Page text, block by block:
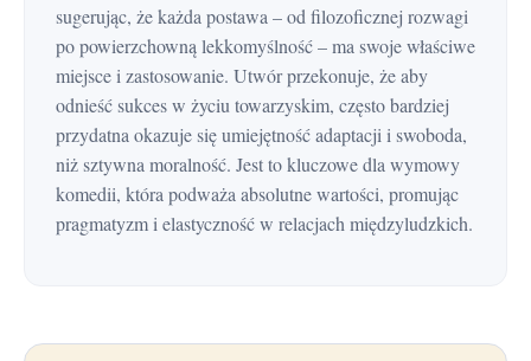
sugerując, że każda postawa – od filozoficznej rozwagi
po powierzchowną lekkomyślność – ma swoje właściwe
miejsce i zastosowanie. Utwór przekonuje, że aby
odnieść sukces w życiu towarzyskim, często bardziej
przydatna okazuje się umiejętność adaptacji i swoboda,
niż sztywna moralność. Jest to kluczowe dla wymowy
komedii, która podważa absolutne wartości, promując
pragmatyzm i elastyczność w relacjach międzyludzkich.